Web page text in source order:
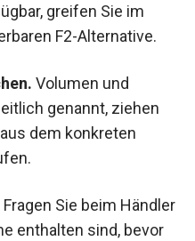
greifen Sie im
F2-Alternative.
Volumen und
genannt, ziehen
dem konkreten
Fragen Sie beim Händler
enthalten sind, bevor